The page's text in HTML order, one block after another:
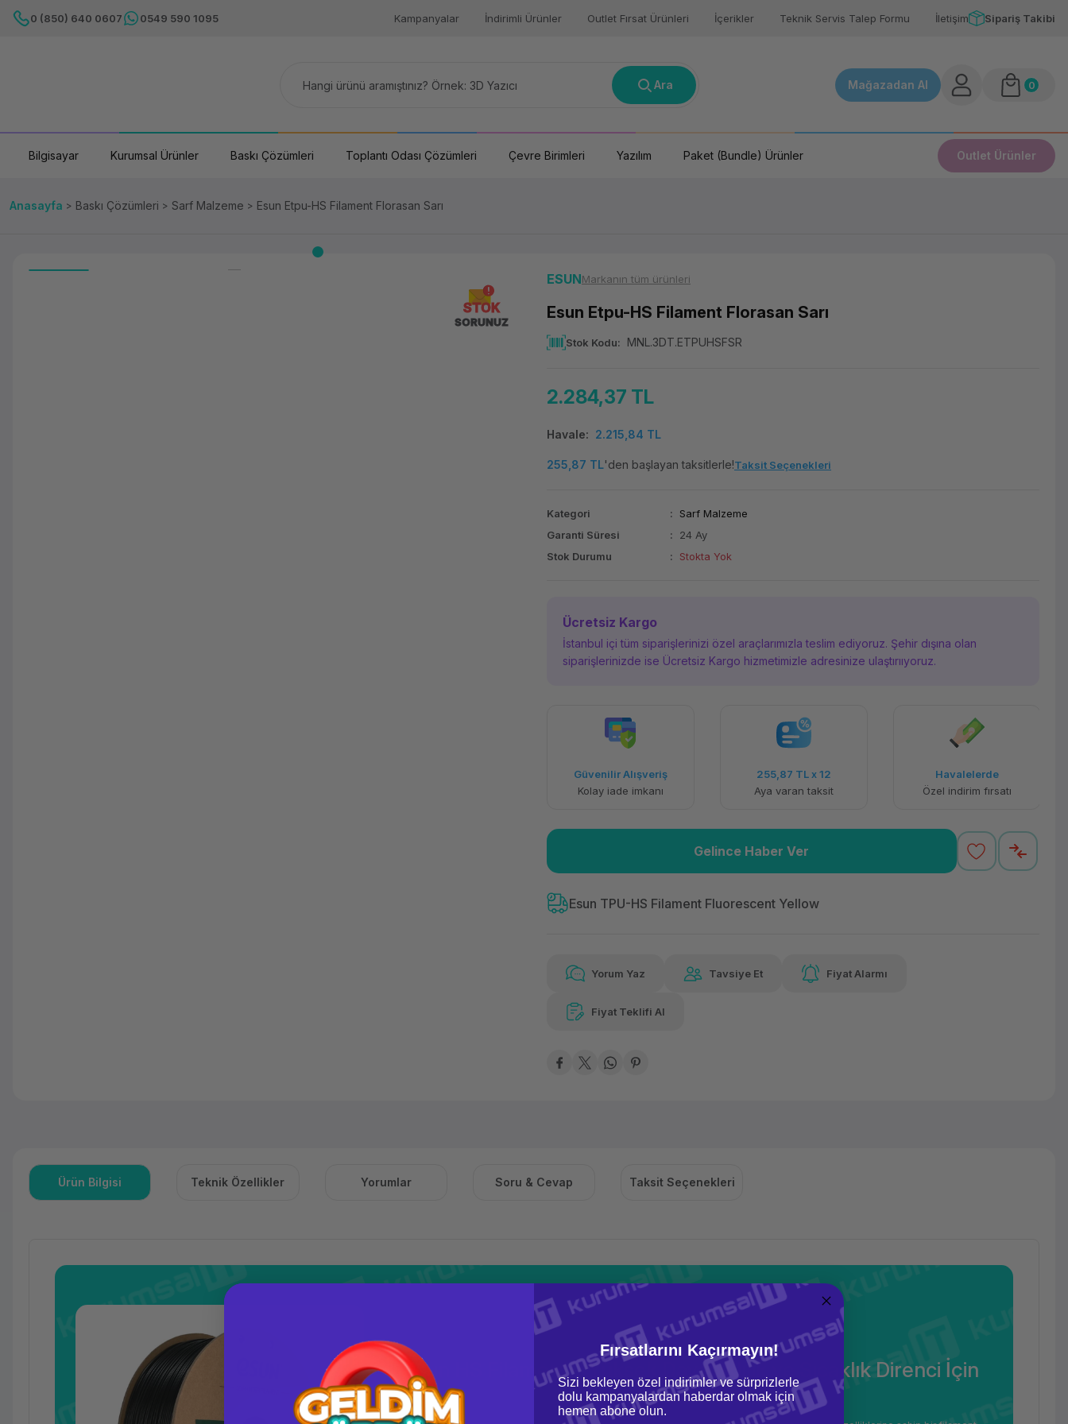
0 (850) 640 0607 0549 590 1095 Kampanyalar İndirimli Ürünler Outlet Fırsat Ürünleri İçerikler Teknik Servis Talep Formu İletişim Sipariş Takibi
Ara Mağazadan Al 0
Bilgisayar Kurumsal Ürünler Baskı Çözümleri Toplantı Odası Çözümleri Çevre Birimleri Yazılım Paket (Bundle) Ürünler Outlet Ürünler
Anasayfa Baskı Çözümleri Sarf Malzeme Esun Etpu-HS Filament Florasan Sarı
STOK
SORUNUZ
ESUNMarkanın tüm ürünleri
Esun Etpu-HS Filament Florasan Sarı
Stok Kodu MNL.3DT.ETPUHSFSR
2.284,37 TL
Havale 2.215,84 TL
255,87 TL'den başlayan taksitlerle!Taksit Seçenekleri
Kategori
Sarf Malzeme
Garanti Süresi
24 Ay
Stok Durumu
Stokta Yok
Ücretsiz Kargo
İstanbul içi tüm siparişlerinizi özel araçlarımızla teslim ediyoruz. Şehir dışına olan
siparişlerinizde ise Ücretsiz Kargo hizmetimizle adresinize ulaştırııyoruz.
Güvenilir Alışveriş
Kolay iade imkanı
255,87 TLx 12
Aya varan taksit
Havalelerde
Özel indirim fırsatı
Gelince Haber Ver
Esun TPU-HS Filament Fluorescent Yellow
Yorum Yaz Tavsiye Et Fiyat Alarmı
Fiyat Teklifi Al
Ürün Bilgisi Teknik Özellikler Yorumlar Soru & Cevap Taksit Seçenekleri
Esun HS Filament – Yüksek Dayanıklılık ve Sıcaklık Direnci İçin
İdeal Seçim
Fırsatlarını Kaçırmayın!
Sizi bekleyen özel indirimler ve sürprizlerle
dolu kampanyalardan haberdar olmak için
hemen abone olun.